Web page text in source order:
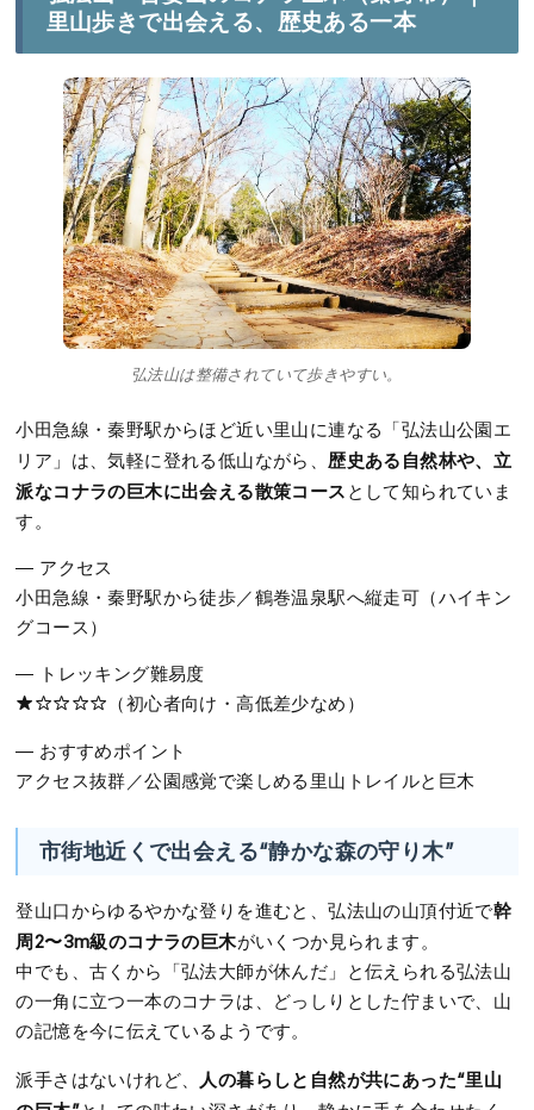
里山歩きで出会える、歴史ある一本
弘法山は整備されていて歩きやすい。
小田急線・秦野駅からほど近い里山に連なる「弘法山公園エ
リア」は、気軽に登れる低山ながら、歴史ある自然林や、立
派なコナラの巨木に出会える散策コース として知られていま
す。
― アクセス
小田急線・秦野駅から徒歩／鶴巻温泉駅へ縦走可（ハイキン
グコース）
― トレッキング難易度
★☆☆☆☆（初心者向け・高低差少なめ）
― おすすめポイント
アクセス抜群／公園感覚で楽しめる里山トレイルと巨木
市街地近くで出会える“静かな森の守り木”
登山口からゆるやかな登りを進むと、弘法山の山頂付近で幹
周2〜3m級のコナラの巨木がいくつか見られます。
中でも、古くから「弘法大師が休んだ」と伝えられる弘法山
の一角に立つ一本のコナラは、どっしりとした佇まいで、山
の記憶を今に伝えているようです。
派手さはないけれど、
人の暮らしと自然が共にあった“里山